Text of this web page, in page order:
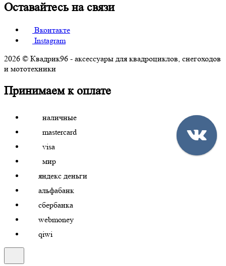
Оставайтесь на связи
Вконтакте
Instagram
2026 © Квадрик96 - аксессуары для квадроциклов, снегоходов
и мототехники
Принимаем к оплате
наличные
mastercard
visa
мир
яндекс деньги
альфабанк
сбербанка
webmoney
qiwi